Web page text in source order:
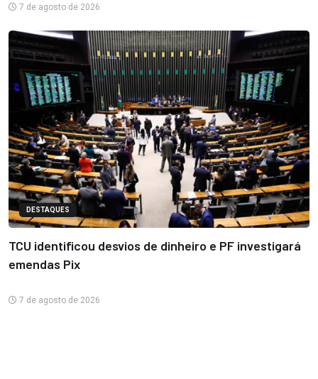
7 de agosto de 2026
DESTAQUES
TCU identificou desvios de dinheiro e PF investigará
emendas Pix
7 de agosto de 2026